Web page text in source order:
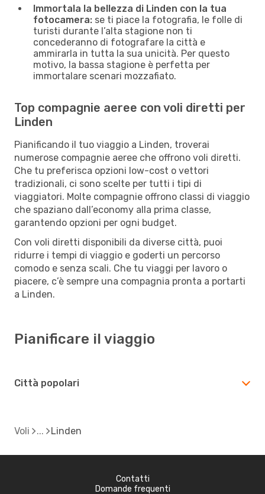
Immortala la bellezza di Linden con la tua
fotocamera: se ti piace la fotografia, le folle di
turisti durante l’alta stagione non ti
concederanno di fotografare la città e
ammirarla in tutta la sua unicità. Per questo
motivo, la bassa stagione è perfetta per
immortalare scenari mozzafiato.
Top compagnie aeree con voli diretti per
Linden
Pianificando il tuo viaggio a Linden, troverai
numerose compagnie aeree che offrono voli diretti.
Che tu preferisca opzioni low-cost o vettori
tradizionali, ci sono scelte per tutti i tipi di
viaggiatori. Molte compagnie offrono classi di viaggio
che spaziano dall’economy alla prima classe,
garantendo opzioni per ogni budget.
Con voli diretti disponibili da diverse città, puoi
ridurre i tempi di viaggio e goderti un percorso
comodo e senza scali. Che tu viaggi per lavoro o
piacere, c’è sempre una compagnia pronta a portarti
a Linden.
Pianificare il viaggio
Città popolari
Voli Linden
Contatti
Domande frequenti